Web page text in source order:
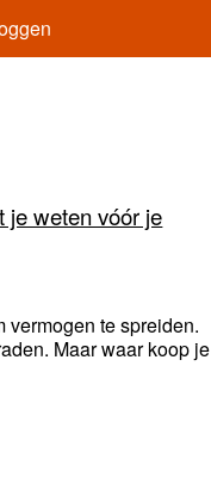
je weten vóór je
vermogen te spreiden.
Maar waar koop je